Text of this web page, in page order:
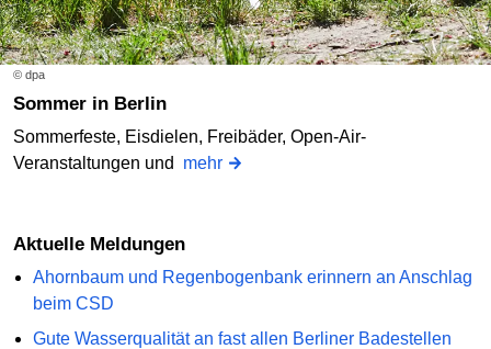
© dpa
Sommer in Berlin
Sommerfeste, Eisdielen, Freibäder, Open-Air-
Veranstaltungen und mehr
Aktuelle Meldungen
Ahornbaum und Regenbogenbank erinnern an Anschlag
beim CSD
Gute Wasserqualität an fast allen Berliner Badestellen